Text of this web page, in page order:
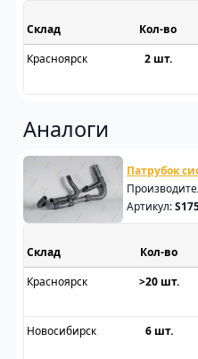
Склад
Красноярск
2 шт.
Аналоги
Патрубок
Артикул:
Склад
Красноярск
>20 шт.
Новосибирск
6 шт.